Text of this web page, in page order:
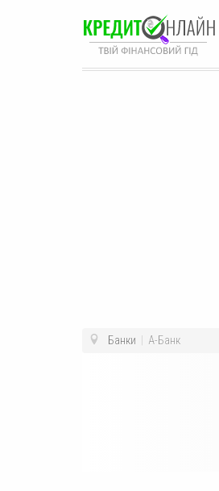
Банки А-Банк